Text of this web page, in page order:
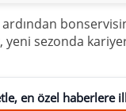
sezonda
en özel haberlere